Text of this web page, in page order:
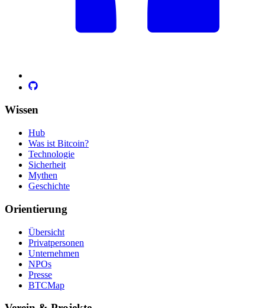
Wissen
Hub
Was ist Bitcoin?
Technologie
Sicherheit
Mythen
Geschichte
Orientierung
Übersicht
Privatpersonen
Unternehmen
NPOs
Presse
BTCMap